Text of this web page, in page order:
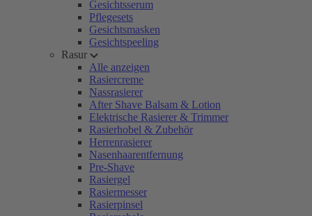
Gesichtsserum
Pflegesets
Gesichtsmasken
Gesichtspeeling
Rasur
Alle anzeigen
Rasiercreme
Nassrasierer
After Shave Balsam & Lotion
Elektrische Rasierer & Trimmer
Rasierhobel & Zubehör
Herrenrasierer
Nasenhaarentfernung
Pre-Shave
Rasiergel
Rasiermesser
Rasierpinsel